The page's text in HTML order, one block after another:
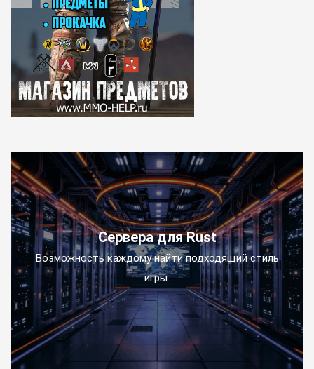
Сервера для Rust
Возможность каждому найти подходящий стиль
игры.